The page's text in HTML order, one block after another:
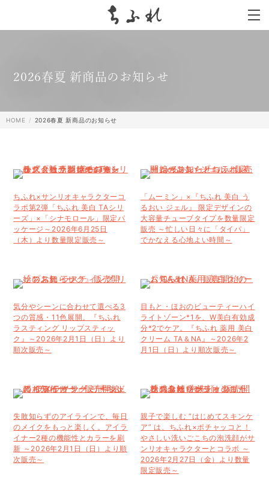
2026春夏 新商品のお知らせ
HOME 2026春夏 新商品のお知らせ
ちふれ×サンリオキャラクターコ
ラボ第2弾「ちふれ 美白 TAシリ
ーズ」×「シナモロール」限定パ
ッケージ～2026年6月25日
（木）より数量限定販売～
「ムーミン」×『ちふれ 美白 う
るおい ジェル』 限定デザインの
大容量チューブタイプを数量限定
販売 ～忙しい日々に「タイパ」
でかなえる心地よい時間～
気分やシーンに合わせて選べる3
つの質感・11色展開。『ちふれ
ラスティング リップスティッ
ク』～2026年2月1日（日）より
順次販売～
目もと・ほおのビューティーハイ
ライトゾーン*1を、W美白有効成
分*2でケア。『ちふれ 薬用 美白
クリーム TA＆NA』～2026年2
月1日（日）より順次販売～
失敗知らずのアイラインで、毎日
のメイクをもっと楽しく。アイラ
イナー2種の機能性とカラーを刷
新 ～2026年2月1日（日）より順
次販売～
親子で楽しむ “はじめてスキンケ
ア” は、ちふれ×ポチャッコと！
やさしい洗いごこちの泡洗顔がサ
ンリオキャラクターとコラボ ～
2026年2月27日（金）より数量
限定販売～